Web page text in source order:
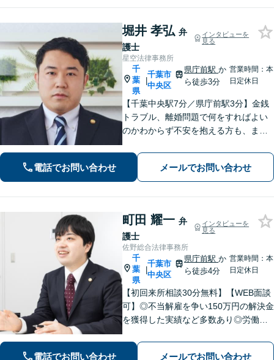
堀井 孝弘 弁
護士
インタビューを
見る
星空法律事務所
千
葉
県
|
千葉市
中央区
県庁前駅か
ら徒歩3分
営業時間：本
日定休日
【千葉中央駅7分／県庁前駅3分】金銭
トラブル、離婚問題で何をすればよい
のかわからず不安を抱える方も、まず
故：軽微に見えるケガでも、裁判基準
で算定すれば賠償額が大幅に増額され
る可能性があります【土・夜間のご相
談可】
電話でお問い合わせ メールでお問い合わせ
町田 耀一 弁
護士
インタビューを
見る
佐野総合法律事務所
千
葉
県
|
千葉市
中央区
県庁前駅か
ら徒歩4分
営業時間：本
日定休日
【初回来所相談30分無料】【WEB面談
可】◎不当解雇を争い150万円の解決金
を獲得した実績など多数あり◎労働、
件1件、真摯に向き合うことを大切に、
電話でお問い合わせ メールでお問い合わせ